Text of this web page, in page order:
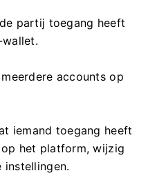
partij toegang heeft
accounts op
iemand toegang heeft
het platform, wijzig